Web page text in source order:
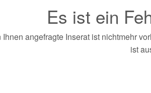
Es ist ein
Ihnen angefragte Inserat ist nichtmehr
ist